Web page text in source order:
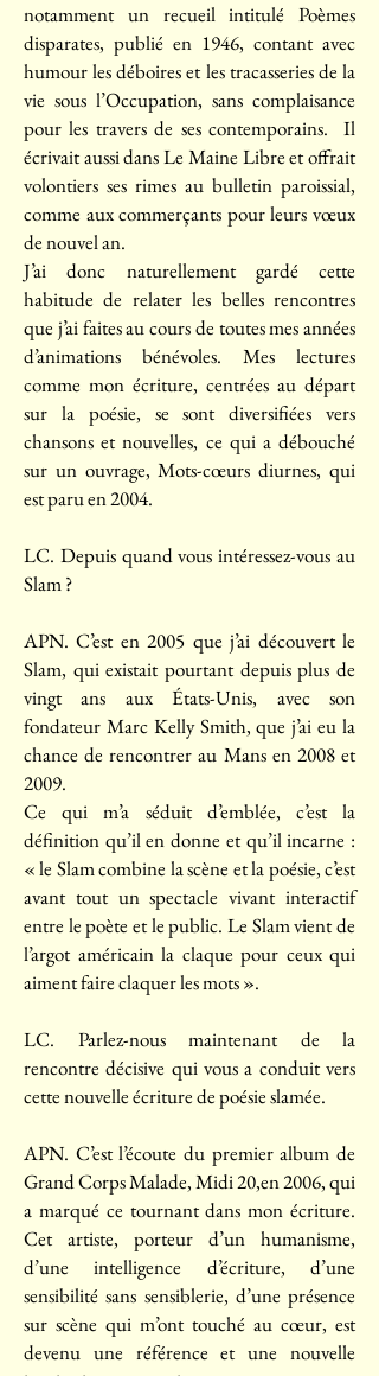
notamment un recueil intitulé Poèmes
disparates, publié en 1946, contant avec
humour les déboires et les tracasseries de la
vie sous l’Occupation, sans complaisance
pour les travers de ses contemporains. Il
écrivait aussi dans Le Maine Libre et offrait
volontiers ses rimes au bulletin paroissial,
comme aux commerçants pour leurs vœux
de nouvel an.
J’ai donc naturellement gardé cette
habitude de relater les belles rencontres
que j’ai faites au cours de toutes mes années
d’animations bénévoles. Mes lectures
comme mon écriture, centrées au départ
sur la poésie, se sont diversifiées vers
chansons et nouvelles, ce qui a débouché
sur un ouvrage, Mots-cœurs diurnes, qui
est paru en 2004.
LC. Depuis quand vous intéressez-vous au
Slam ?
APN. C’est en 2005 que j’ai découvert le
Slam, qui existait pourtant depuis plus de
vingt ans aux États-Unis, avec son
fondateur Marc Kelly Smith, que j’ai eu la
chance de rencontrer au Mans en 2008 et
2009.
Ce qui m’a séduit d’emblée, c’est la
définition qu’il en donne et qu’il incarne :
« le Slam combine la scène et la poésie, c’est
avant tout un spectacle vivant interactif
entre le poète et le public. Le Slam vient de
l’argot américain la claque pour ceux qui
aiment faire claquer les mots ».
LC. Parlez-nous maintenant de la
rencontre décisive qui vous a conduit vers
cette nouvelle écriture de poésie slamée.
APN. C’est l’écoute du premier album de
Grand Corps Malade, Midi 20,en 2006, qui
a marqué ce tournant dans mon écriture.
Cet artiste, porteur d’un humanisme,
d’une intelligence d’écriture, d’une
sensibilité sans sensiblerie, d’une présence
sur scène qui m’ont touché au cœur, est
devenu une référence et une nouvelle